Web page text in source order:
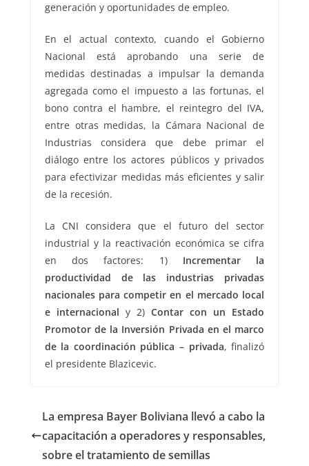
generación y oportunidades de empleo.
En el actual contexto, cuando el Gobierno
Nacional está aprobando una serie de
medidas destinadas a impulsar la demanda
agregada como el impuesto a las fortunas, el
bono contra el hambre, el reintegro del IVA,
entre otras medidas, la Cámara Nacional de
Industrias considera que debe primar el
diálogo entre los actores públicos y privados
para efectivizar medidas más eficientes y salir
de la recesión.
La CNI considera que el futuro del sector
industrial y la reactivación económica se cifra
en dos factores: 1) Incrementar la
productividad de las industrias privadas
nacionales para competir en el mercado local
e internacional y 2)Contar con un Estado
Promotor de la Inversión Privada en el marco
de la coordinación pública – privada, finalizó
el presidente Blazicevic.
La empresa Bayer Boliviana llevó a cabo la
capacitación a operadores y responsables,
sobre el tratamiento de semillas